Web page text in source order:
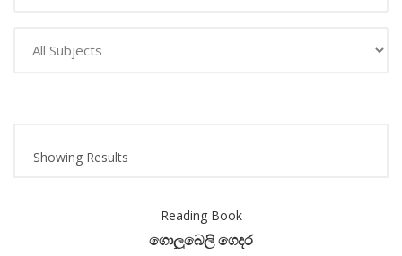
Showing Results
Reading Book
ගොලුබෙලි ගෙදර